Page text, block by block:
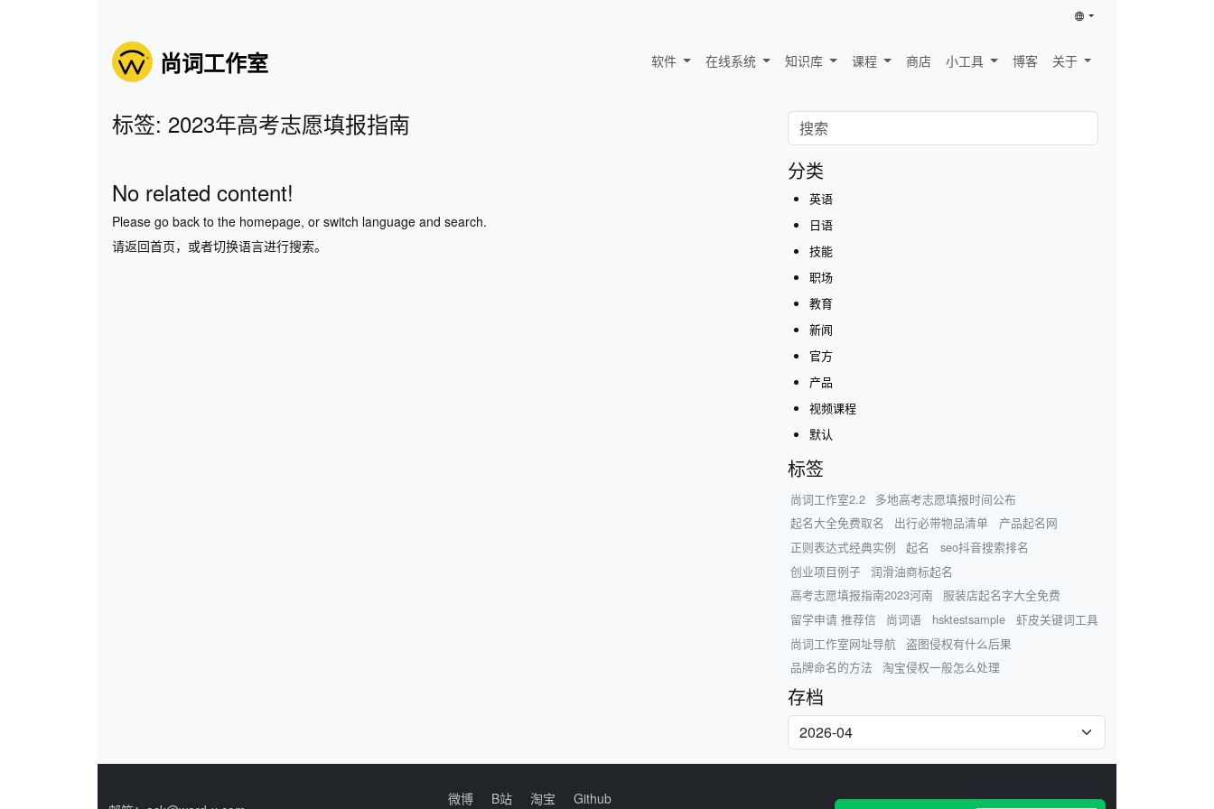
尚词工作室 软件 在线系统 知识库 课程 商店 小工具 博客 关于
标签: 2023年高考志愿填报指南
No related content!
Please go back to the homepage, or switch language and search.
请返回首页，或者切换语言进行搜索。
分类
英语
日语
技能
职场
教育
新闻
官方
产品
视频课程
默认
标签
尚词工作室2.2
多地高考志愿填报时间公布
起名大全免费取名
出行必带物品清单
产品起名网
正则表达式经典实例
起名
seo抖音搜索排名
创业项目例子
润滑油商标起名
高考志愿填报指南2023河南
服装店起名字大全免费
留学申请 推荐信
尚词语 hsktestsample
虾皮关键词工具
尚词工作室网址导航
盗图侵权有什么后果
品牌命名的方法
淘宝侵权一般怎么处理
存档
微博 B站 淘宝 Github